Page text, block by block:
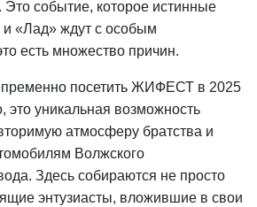
Это событие, которое истинные
«Лад» ждут с особым
есть множество причин.
посетить ЖИФЕСТ в 2025
это уникальная возможность
атмосферу братства и
Волжского
Здесь собираются не просто
энтузиасты, вложившие в свои